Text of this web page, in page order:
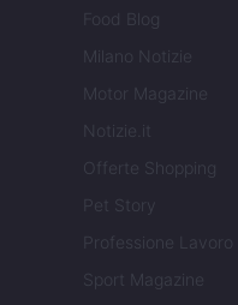
Food Blog
Milano Notizie
Motor Magazine
Notizie.it
Offerte Shopping
Pet Story
Professione Lavoro
Sport Magazine